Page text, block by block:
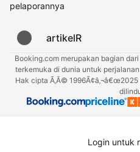
pelaporannya
artikelR
Booking.com merupakan bagian
terkemuka di dunia untuk
Hak cipta Ã‚Â©
Login untuk